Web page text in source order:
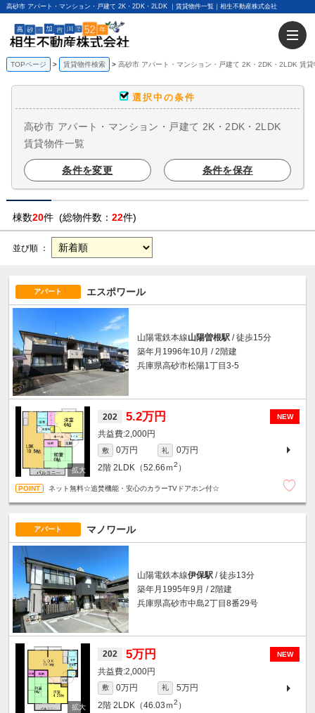
高砂市 アパート・マンション・戸建て 2K・2DK・2LDK ｜賃貸物件一覧｜相生不動産株式会社
TOPページ 賃貸物件検索 高砂市 アパート・マンション・戸建て 2K・2DK・2LDK 賃貸
選択中の条件
高砂市 アパート・マンション・戸建て 2K・2DK・2LDK
賃貸物件一覧
条件を変更 条件を保存
棟数20件 (総物件数： 22件)
並び順 ：
アパート エスポワール
山陽電鉄本線山陽曽根駅 / 徒歩15分
築年月1996年10月 / 2階建
兵庫県高砂市松陽1丁目3-5
NEW
202 5.2万円
2,000円
敷 0万円 礼
0万円
2階 2LDK（52.66ｍ2 ）
ネット無料☆追焚機能・安心のカラーTVドアホン付☆
アパート マノワール
山陽電鉄本線伊保駅 / 徒歩13分
築年月1995年9月 / 2階建
兵庫県高砂市中島2丁目8番29号
NEW
202 5万円
2,000円
敷 0万円 礼
5万円
2階 2LDK（46.03ｍ2 ）